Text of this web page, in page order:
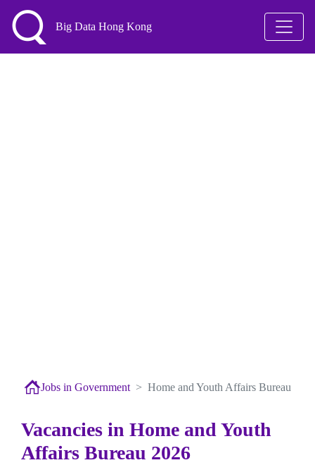
Big Data Hong Kong
Jobs in Government Home and Youth Affairs Bureau
Vacancies in Home and Youth
Affairs Bureau 2026